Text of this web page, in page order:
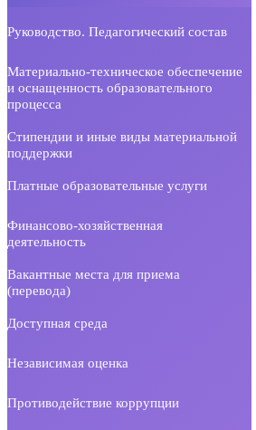
Руководство. Педагогический состав
Материально-техническое обеспечение
и оснащенность образовательного
процесса
Стипендии и иные виды материальной
поддержки
Платные образовательные услуги
Финансово-хозяйственная
деятельность
Вакантные места для приема
(перевода)
Доступная среда
Независимая оценка
Противодействие коррупции